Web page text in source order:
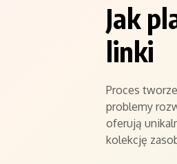
Jak
linki
Proces
problemy
oferują
kolekcję